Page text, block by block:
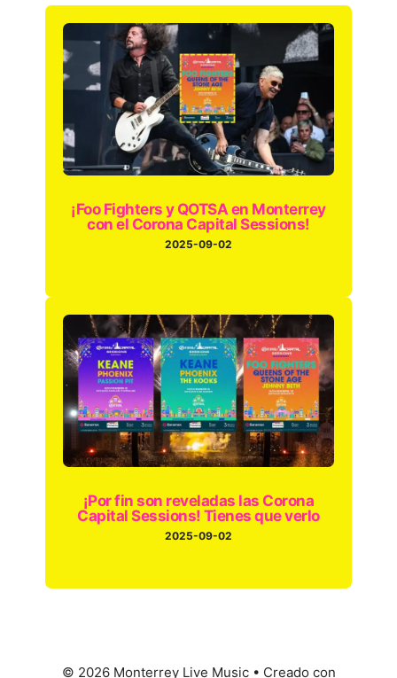
¡Foo Fighters y QOTSA en Monterrey
con el Corona Capital Sessions!
2025-09-02
¡Por fin son reveladas las Corona
Capital Sessions! Tienes que verlo
2025-09-02
© 2026 Monterrey Live Music• Creado con